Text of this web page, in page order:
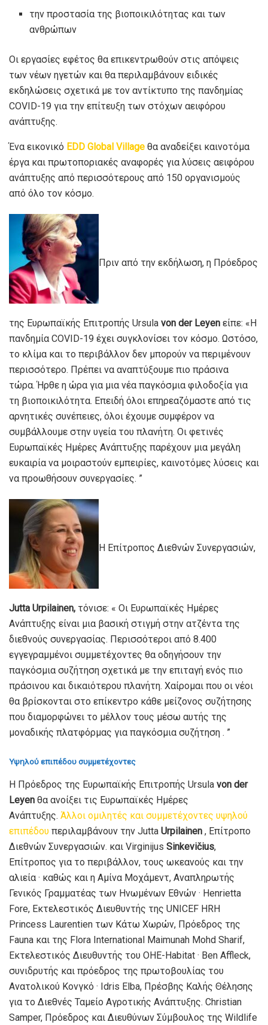
την προστασία της βιοποικιλότητας και των
ανθρώπων
Οι εργασίες εφέτος θα επικεντρωθούν στις απόψεις
των νέων ηγετών και θα περιλαμβάνουν ειδικές
εκδηλώσεις σχετικά με τον αντίκτυπο της πανδημίας
COVID-19 για την επίτευξη των στόχων αειφόρου
ανάπτυξης.
Ένα εικονικό EDD Global Village θα αναδείξει καινοτόμα
έργα και πρωτοποριακές αναφορές για λύσεις αειφόρου
ανάπτυξης από περισσότερους από 150 οργανισμούς
από όλο τον κόσμο.
Πριν από την εκδήλωση, η Πρόεδρος
της Ευρωπαϊκής Επιτροπής Ursula von der Leyen είπε: «Η
πανδημία COVID-19 έχει συγκλονίσει τον κόσμο. Ωστόσο,
το κλίμα και το περιβάλλον δεν μπορούν να περιμένουν
περισσότερο. Πρέπει να αναπτύξουμε πιο πράσινα
τώρα. Ήρθε η ώρα για μια νέα παγκόσμια φιλοδοξία για
τη βιοποικιλότητα. Επειδή όλοι επηρεαζόμαστε από τις
αρνητικές συνέπειες, όλοι έχουμε συμφέρον να
συμβάλλουμε στην υγεία του πλανήτη. Οι φετινές
Ευρωπαϊκές Ημέρες Ανάπτυξης παρέχουν μια μεγάλη
ευκαιρία να μοιραστούν εμπειρίες, καινοτόμες λύσεις και
να προωθήσουν συνεργασίες. ”
Η Επίτροπος Διεθνών Συνεργασιών,
Jutta Urpilainen, τόνισε: « Οι Ευρωπαϊκές Ημέρες
Ανάπτυξης είναι μια βασική στιγμή στην ατζέντα της
διεθνούς συνεργασίας. Περισσότεροι από 8.400
εγγεγραμμένοι συμμετέχοντες θα οδηγήσουν την
παγκόσμια συζήτηση σχετικά με την επιταγή ενός πιο
πράσινου και δικαιότερου πλανήτη. Χαίρομαι που οι νέοι
θα βρίσκονται στο επίκεντρο κάθε μείζονος συζήτησης
που διαμορφώνει το μέλλον τους μέσω αυτής της
μοναδικής πλατφόρμας για παγκόσμια συζήτηση . ”
Υψηλού επιπέδου συμμετέχοντες
Η Πρόεδρος της Ευρωπαϊκής Επιτροπής Ursula von der
Leyen θα ανοίξει τις Ευρωπαϊκές Ημέρες
Ανάπτυξης. Άλλοι ομιλητές και συμμετέχοντες υψηλού
επιπέδου περιλαμβάνουν την Jutta Urpilainen , Επίτροπο
Διεθνών Συνεργασιών. και Virginijus Sinkevičius,
Επίτροπος για το περιβάλλον, τους ωκεανούς και την
αλιεία · καθώς και η Αμίνα Μοχάμεντ, Αναπληρωτής
Γενικός Γραμματέας των Ηνωμένων Εθνών · Henrietta
Fore, Εκτελεστικός Διευθυντής της UNICEF HRH
Princess Laurentien των Κάτω Χωρών, Πρόεδρος της
Fauna και της Flora International Maimunah Mohd Sharif,
Εκτελεστικός Διευθυντής του ΟΗΕ-Habitat · Ben Affleck,
συνιδρυτής και πρόεδρος της πρωτοβουλίας του
Ανατολικού Κονγκό · Idris Elba, Πρέσβης Καλής Θέλησης
για το Διεθνές Ταμείο Αγροτικής Ανάπτυξης. Christian
Samper, Πρόεδρος και Διευθύνων Σύμβουλος της Wildlife